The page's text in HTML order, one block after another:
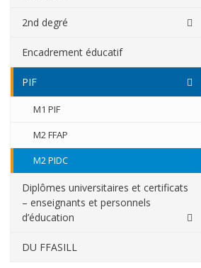
2nd degré
Master Créole
Master Lettres Modernes
Master Physique-Chimie
Master SVT
Master Economie-Gestion
Encadrement éducatif
PIF
M1 PIF
M2 FFAP
M2 PIDC
Diplômes universitaires et certificats
– enseignants et personnels
d’éducation
Les DU
DU FFASILL